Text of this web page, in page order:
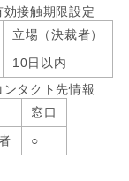
接触期限設定
立場（決裁者）
10日以内
タクト先情報
窓口
○